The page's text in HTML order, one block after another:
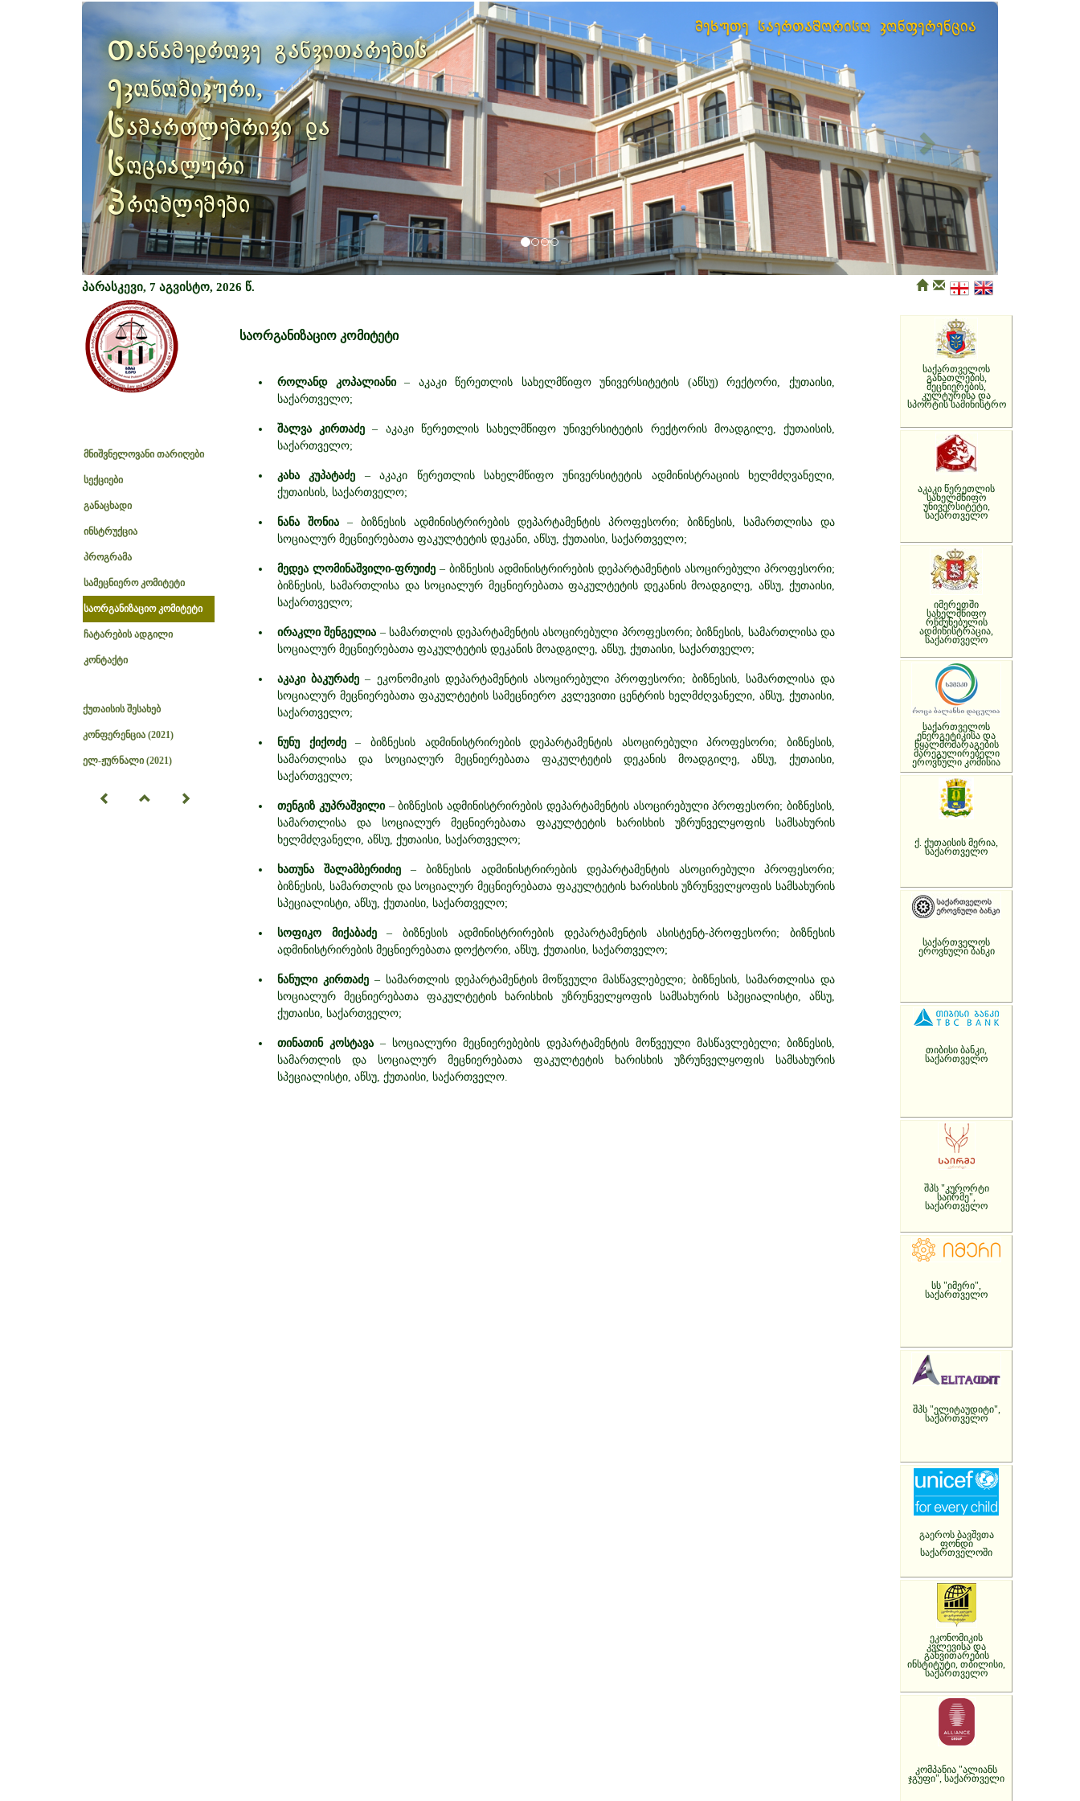
მეხუთე საერთაშორისო კონფერენცია
თანამედროვე განვითარების
ეკონომიკური,
სამართლებრივი და
სოციალური
პრობლემები
პარასკევი, 7 აგვისტო, 2026 წ.
მნიშვნელოვანი თარიღები
სექციები
განაცხადი
ინსტრუქცია
პროგრამა
სამეცნიერო კომიტეტი
საორგანიზაციო კომიტეტი
ჩატარების ადგილი
კონტაქტი
ქუთაისის შესახებ
კონფერენცია (2021)
ელ-ჟურნალი (2021)
საორგანიზაციო კომიტეტი
როლანდ კოპალიანი– აკაკი წერეთლის სახელმწიფო უნივერსიტეტის (აწსუ) რექტორი, ქუთაისი,
საქართველო;
შალვა კირთაძე– აკაკი წერეთლის სახელმწიფო უნივერსიტეტის რექტორის მოადგილე, ქუთაისის,
საქართველო;
კახა კუპატაძე – აკაკი წერეთლის სახელმწიფო უნივერსიტეტის ადმინისტრაციის ხელმძღვანელი,
ქუთაისის, საქართველო;
ნანა შონია – ბიზნესის ადმინისტრირების დეპარტამენტის პროფესორი; ბიზნესის, სამართლისა და
სოციალურ მეცნიერებათა ფაკულტეტის დეკანი, აწსუ, ქუთაისი, საქართველო;
მედეა ლომინაშვილი-ფრუიძე – ბიზნესის ადმინისტრირების დეპარტამენტის ასოცირებული პროფესორი;
ბიზნესის, სამართლისა და სოციალურ მეცნიერებათა ფაკულტეტის დეკანის მოადგილე, აწსუ, ქუთაისი,
საქართველო;
ირაკლი შენგელია – სამართლის დეპარტამენტის ასოცირებული პროფესორი; ბიზნესის, სამართლისა და
სოციალურ მეცნიერებათა ფაკულტეტის დეკანის მოადგილე, აწსუ, ქუთაისი, საქართველო;
აკაკი ბაკურაძე – ეკონომიკის დეპარტამენტის ასოცირებული პროფესორი; ბიზნესის, სამართლისა და
სოციალურ მეცნიერებათა ფაკულტეტის სამეცნიერო კვლევითი ცენტრის ხელმძღვანელი, აწსუ, ქუთაისი,
საქართველო;
ნუნუ ქიქოძე– ბიზნესის ადმინისტრირების დეპარტამენტის ასოცირებული პროფესორი; ბიზნესის,
სამართლისა და სოციალურ მეცნიერებათა ფაკულტეტის დეკანის მოადგილე, აწსუ, ქუთაისი,
საქართველო;
თენგიზ კუპრაშვილი– ბიზნესის ადმინისტრირების დეპარტამენტის ასოცირებული პროფესორი; ბიზნესის,
სამართლისა და სოციალურ მეცნიერებათა ფაკულტეტის ხარისხის უზრუნველყოფის სამსახურის
ხელმძღვანელი, აწსუ, ქუთაისი, საქართველო;
ხათუნა შალამბერიძიე – ბიზნესის ადმინისტრირების დეპარტამენტის ასოცირებული პროფესორი;
ბიზნესის, სამართლის და სოციალურ მეცნიერებათა ფაკულტეტის ხარისხის უზრუნველყოფის სამსახურის
სპეციალისტი, აწსუ, ქუთაისი, საქართველო;
სოფიკო მიქაბაძე– ბიზნესის ადმინისტრირების დეპარტამენტის ასისტენტ-პროფესორი; ბიზნესის
ადმინისტრირების მეცნიერებათა დოქტორი, აწსუ, ქუთაისი, საქართველო;
ნანული კირთაძე– სამართლის დეპარტამენტის მოწვეული მასწავლებელი; ბიზნესის, სამართლისა და
სოციალურ მეცნიერებათა ფაკულტეტის ხარისხის უზრუნველყოფის სამსახურის სპეციალისტი, აწსუ,
ქუთაისი, საქართველო;
თინათინ კოსტავა – სოციალური მეცნიერებების დეპარტამენტის მოწვეული მასწავლებელი; ბიზნესის,
სამართლის და სოციალურ მეცნიერებათა ფაკულტეტის ხარისხის უზრუნველყოფის სამსახურის
სპეციალისტი, აწსუ, ქუთაისი, საქართველო.
საქართველოს
განათლების,
მეცნიერების,
კულტურისა და
სპორტის სამინისტრო
აკაკი წერეთლის
სახელმწიფო
უნივერსიტეტი,
საქართველო
იმერეთში
სახელმწიფო
რწმუნებულის
ადმინისტრაცია,
საქართველო
საქართველოს
ენერგეტიკისა და
წყალმომარაგების
მარეგულირებელი
ეროვნული კომისია
ქ. ქუთაისის მერია,
საქართველო
საქართველოს
ეროვნული ბანკი
თიბისი ბანკი,
საქართველო
შპს "კურორტი
საირმე",
საქართველო
სს "იმერი",
საქართველო
შპს "ელიტაუდიტი",
საქართველო
გაეროს ბავშვთა
ფონდი
საქართველოში
ეკონომიკის
კვლევისა და
განვითარების
ინსტიტუტი, თბილისი,
საქართველო
კომპანია "ალიანს
ჯგუფი", საქართველი